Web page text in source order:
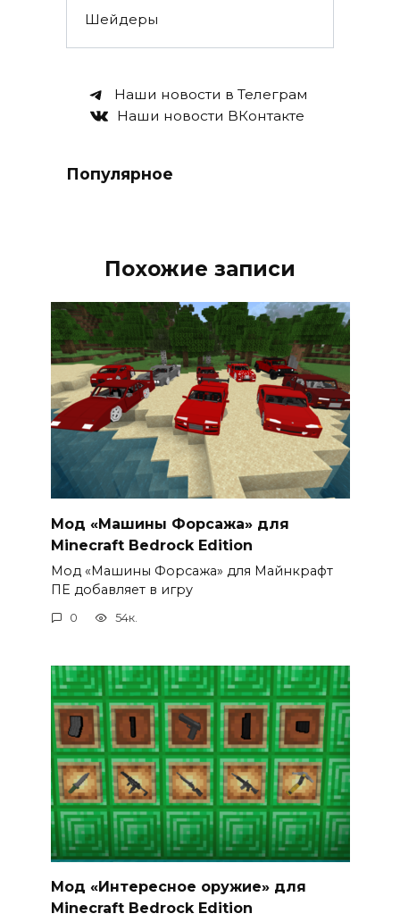
Шейдеры
Наши новости в Телеграм
Наши новости ВКонтакте
Популярное
Похожие записи
Мод «Машины Форсажа» для
Minecraft Bedrock Edition
Мод «Машины Форсажа» для Майнкрафт
ПЕ добавляет в игру
0 54к.
Мод «Интересное оружие» для
Minecraft Bedrock Edition